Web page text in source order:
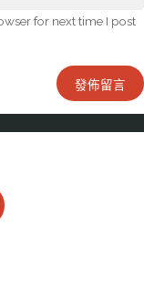
for next time I post